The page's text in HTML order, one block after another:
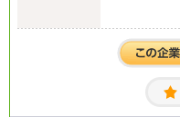
＜大学院修
＜大学学部
0円（一般職
00円（一般